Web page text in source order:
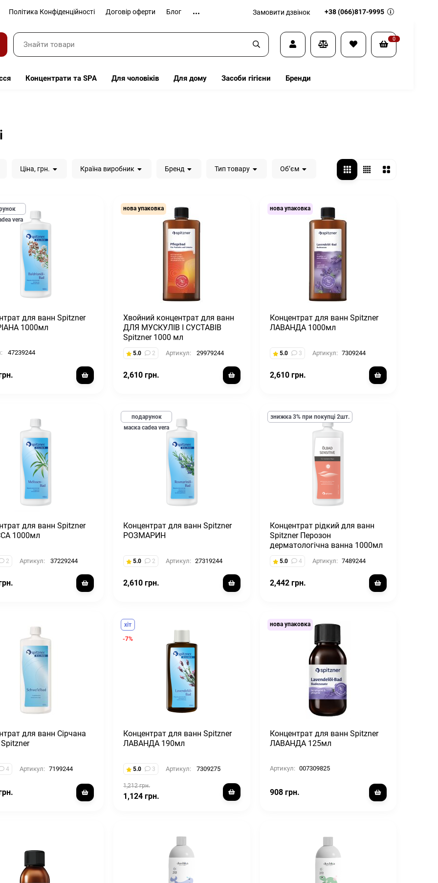
Політика Конфіденційності Договір оферти Блог Замовити дзвінок +38 (066)817-9995
0
Бренди
Засоби гігієни
Для дому
Для чоловіків
Концентрати та SPA
Ціна, грн. Країна виробник Бренд Тип товару Обʼєм
vera
для ванн Spitzner
1000мл
47239244
нова упаковка
Хвойний концентрат для ванн
ДЛЯ МУСКУЛІВ І СУСТАВІВ
Spitzner 1000 мл
5.0 2 Артикул: 29979244
2,610 грн.
нова упаковка
Концентрат для ванн Spitzner
ЛАВАНДА 1000мл
5.0 3 Артикул: 7309244
2,610 грн.
для ванн Spitzner
1000мл
2 Артикул: 37229244
подарунок
маска cadea vera
Концентрат для ванн Spitzner
РОЗМАРИН
5.0 2 Артикул: 27319244
2,610 грн.
знижка 3% при покупці 2шт.
Концентрат рідкий для ванн
Spitzner Перозон
дерматологічна ванна 1000мл
5.0 4 Артикул: 7489244
2,442 грн.
для ванн Сірчана
4 Артикул: 7199244
хіт
-7%
Концентрат для ванн Spitzner
ЛАВАНДА 190мл
5.0 3 Артикул: 7309275
1,212 грн.
1,124 грн.
нова упаковка
Концентрат для ванн Spitzner
ЛАВАНДА 125мл
Артикул: 007309825
908 грн.